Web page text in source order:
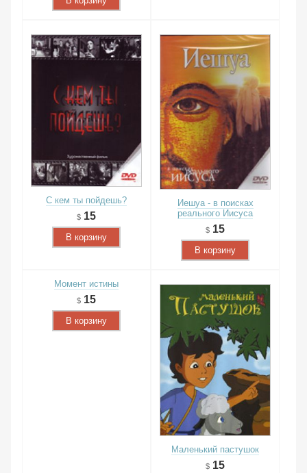
С кем ты пойдешь?
15
В корзину
Иешуа - в поисках
реального Иисуса
15
В корзину
Момент истины
15
В корзину
Маленький пастушок
15